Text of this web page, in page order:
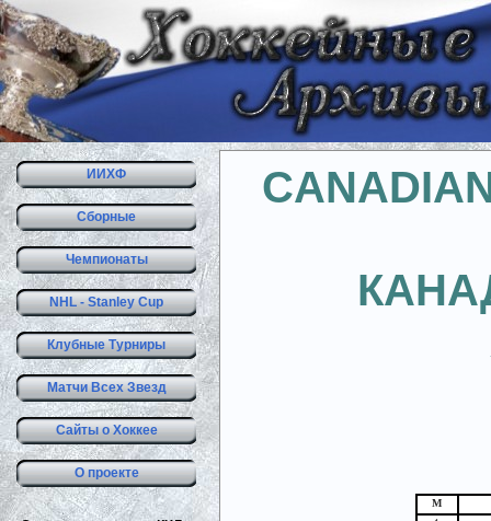
ИИХФ
Сборные
Чемпионаты
NHL - Stanley Cup
Клубные Турниры
Матчи Всех Звезд
Сайты о Хоккее
О проекте
М